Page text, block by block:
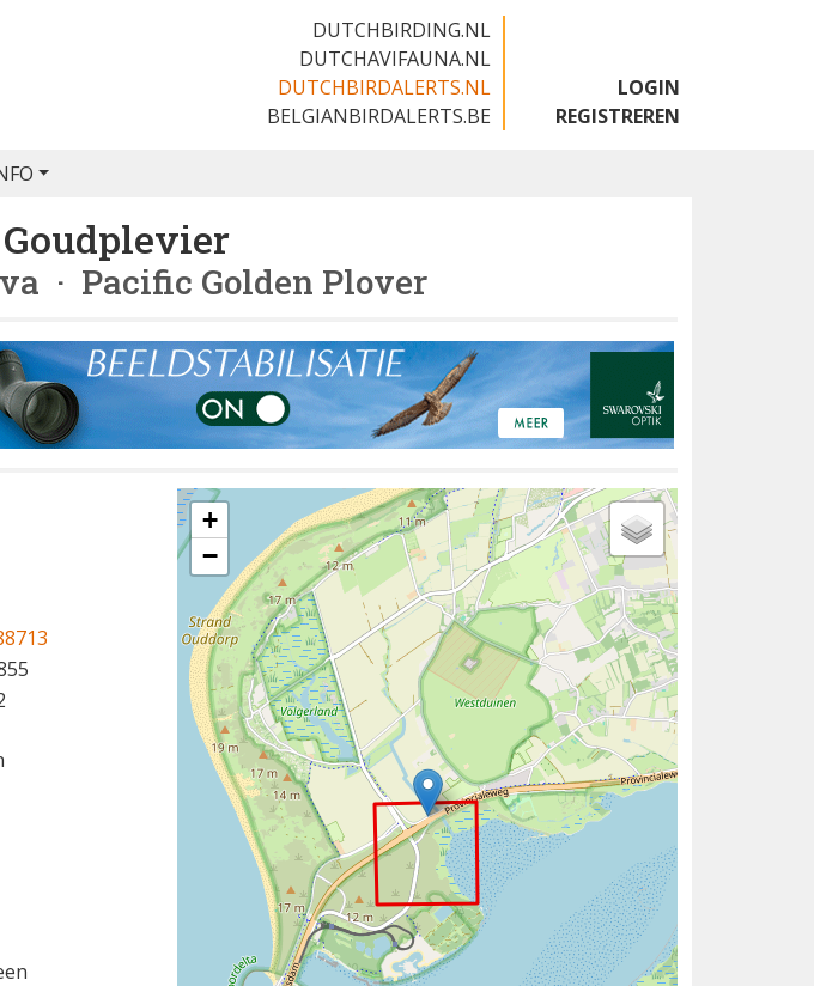
DUTCHBIRDING.NL
DUTCHAVIFAUNA.NL
DUTCHBIRDALERTS.NL
BELGIANBIRDALERTS.BE
LOGIN
REGISTREREN
· Pacific Golden Plover
+
−